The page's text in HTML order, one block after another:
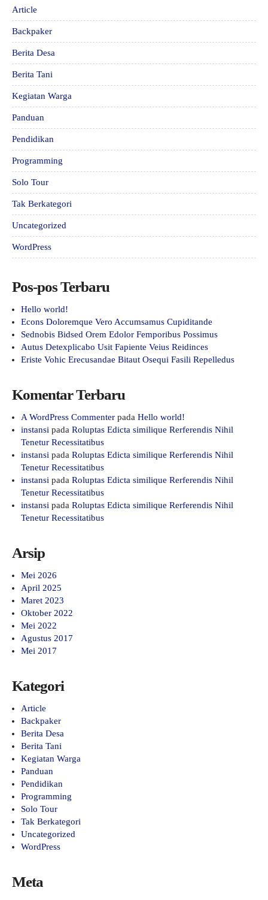
Article
Backpaker
Berita Desa
Berita Tani
Kegiatan Warga
Panduan
Pendidikan
Programming
Solo Tour
Tak Berkategori
Uncategorized
WordPress
Pos-pos Terbaru
Hello world!
Econs Doloremque Vero Accumsamus Cupiditande
Sednobis Bidsed Orem Edolor Femporibus Possimus
Autus Detexplicabo Usit Fapiente Veius Reidinces
Eriste Vohic Erecusandae Bitaut Osequi Fasili Repelledus
Komentar Terbaru
A WordPress Commenter pada Hello world!
instansi pada Roluptas Edicta similique Rerferendis Nihil
Tenetur Recessitatibus
instansi pada Roluptas Edicta similique Rerferendis Nihil
Tenetur Recessitatibus
instansi pada Roluptas Edicta similique Rerferendis Nihil
Tenetur Recessitatibus
instansi pada Roluptas Edicta similique Rerferendis Nihil
Tenetur Recessitatibus
Arsip
Mei 2026
April 2025
Maret 2023
Oktober 2022
Mei 2022
Agustus 2017
Mei 2017
Kategori
Article
Backpaker
Berita Desa
Berita Tani
Kegiatan Warga
Panduan
Pendidikan
Programming
Solo Tour
Tak Berkategori
Uncategorized
WordPress
Meta